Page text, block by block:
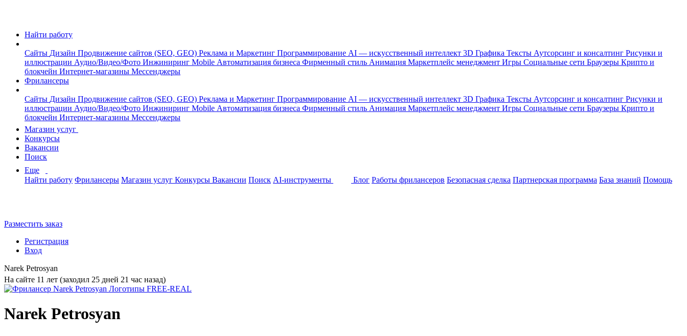
Найти работу
Сайты Дизайн Продвижение сайтов (SEO, GEO) Реклама и Маркетинг Программирование AI — искусственный интеллект 3D Графика Тексты Аутсорсинг и консалтинг Рисунки и
иллюстрации Аудио/Видео/Фото Инжиниринг Mobile Автоматизация бизнеса Фирменный стиль Анимация Маркетплейс менеджмент Игры Социальные сети Браузеры Крипто и
блокчейн Интернет-магазины Мессенджеры
Фрилансеры
Сайты Дизайн Продвижение сайтов (SEO, GEO) Реклама и Маркетинг Программирование AI — искусственный интеллект 3D Графика Тексты Аутсорсинг и консалтинг Рисунки и
иллюстрации Аудио/Видео/Фото Инжиниринг Mobile Автоматизация бизнеса Фирменный стиль Анимация Маркетплейс менеджмент Игры Социальные сети Браузеры Крипто и
блокчейн Интернет-магазины Мессенджеры
Магазин услуг
Конкурсы
Вакансии
Поиск
Еще
Найти работу Фрилансеры Магазин услуг Конкурсы Вакансии Поиск AI-инструменты Блог Работы фрилансеров Безопасная сделка Партнерская программа База знаний Помощь
Разместить заказ
Регистрация
Вход
Narek Petrosyan
На сайте 11 лет (заходил 25 дней 21 час назад)
Narek Petrosyan